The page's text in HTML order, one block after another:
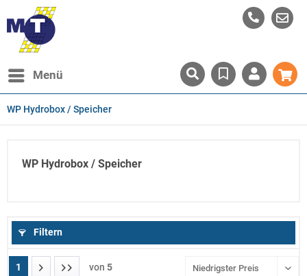
Menü
WP Hydrobox / Speicher
WP Hydrobox / Speicher
Filtern
1 von 5